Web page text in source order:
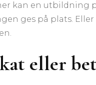
kan en utbildning
ges på plats.
eller